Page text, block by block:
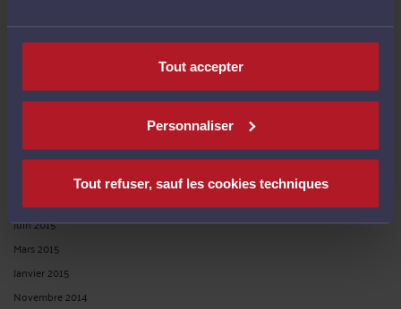
Tout accepter
Personnaliser
Tout refuser, sauf les cookies techniques
Octobre 2020
Novembre 2018
Janvier 2017
Novembre 2016
Juin 2015
Mars 2015
Janvier 2015
Novembre 2014